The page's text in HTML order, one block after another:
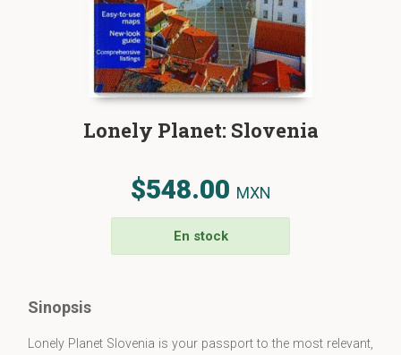
Lonely Planet: Slovenia
$548.00 MXN
En stock
Sinopsis
Lonely Planet Slovenia is your passport to the most relevant,